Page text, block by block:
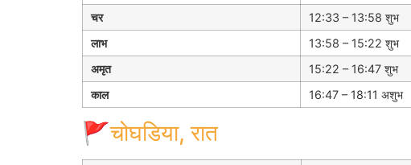
चर
12:33 – 13:58 शुभ
लाभ
13:58 – 15:22 शुभ
अमृत
15:22 – 16:47 शुभ
काल
16:47 – 18:11 अशुभ
🚩चोघडिया, रात